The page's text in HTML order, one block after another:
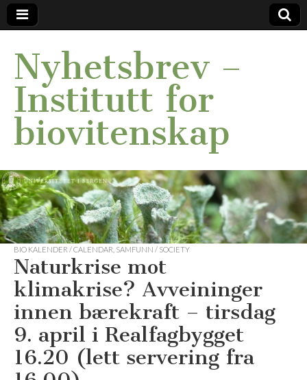
Nyhetsbrev –
Institutt for
biovitenskap
BIO KALENDER / CALENDAR SAMFUNN / SOCIETY
Naturkrise mot
klimakrise? Avveininger
innen bærekraft – tirsdag
9. april i Realfagbygget
16.20 (lett servering fra